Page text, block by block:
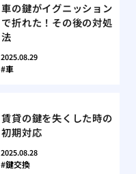
車の鍵がイグニッション
で折れた！その後の対処
法
2025.08.29
車
賃貸の鍵を失くした時の
初期対応
2025.08.28
鍵交換